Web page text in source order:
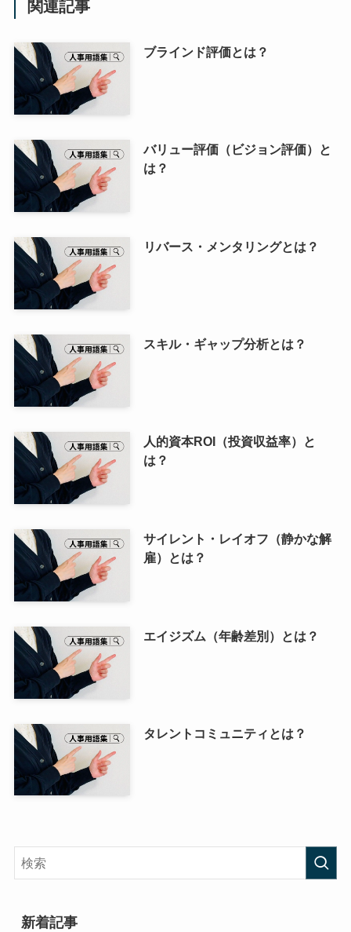
関連記事
ブラインド評価とは？
バリュー評価（ビジョン評価）と
は？
リバース・メンタリングとは？
スキル・ギャップ分析とは？
人的資本ROI（投資収益率）と
は？
サイレント・レイオフ（静かな解
雇）とは？
エイジズム（年齢差別）とは？
タレントコミュニティとは？
新着記事